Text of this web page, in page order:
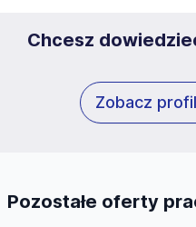
Chcesz
Zobacz
Pozostałe oferty